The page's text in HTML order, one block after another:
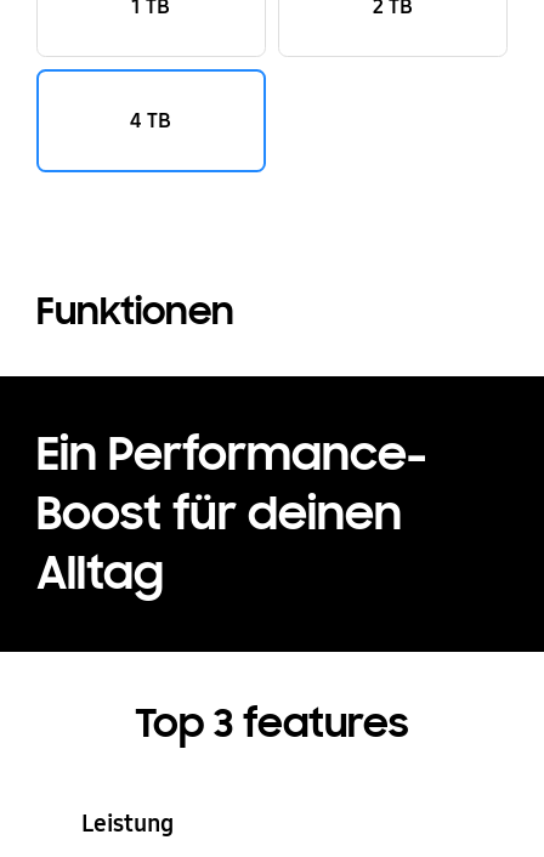
1 TB 2 TB
4 TB
Funktionen
Ein Performance-
Boost für deinen
Alltag
Top 3 features
Leistung